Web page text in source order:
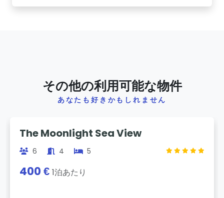
その他の利用可能な物件
あなたも好きかもしれません
The Moonlight Sea View
6 4 5
400 €1泊あたり